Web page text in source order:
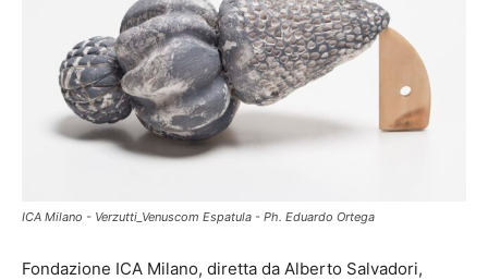
ICA Milano - Verzutti_Venuscom Espatula - Ph. Eduardo Ortega
Fondazione ICA Milano, diretta da Alberto Salvadori,